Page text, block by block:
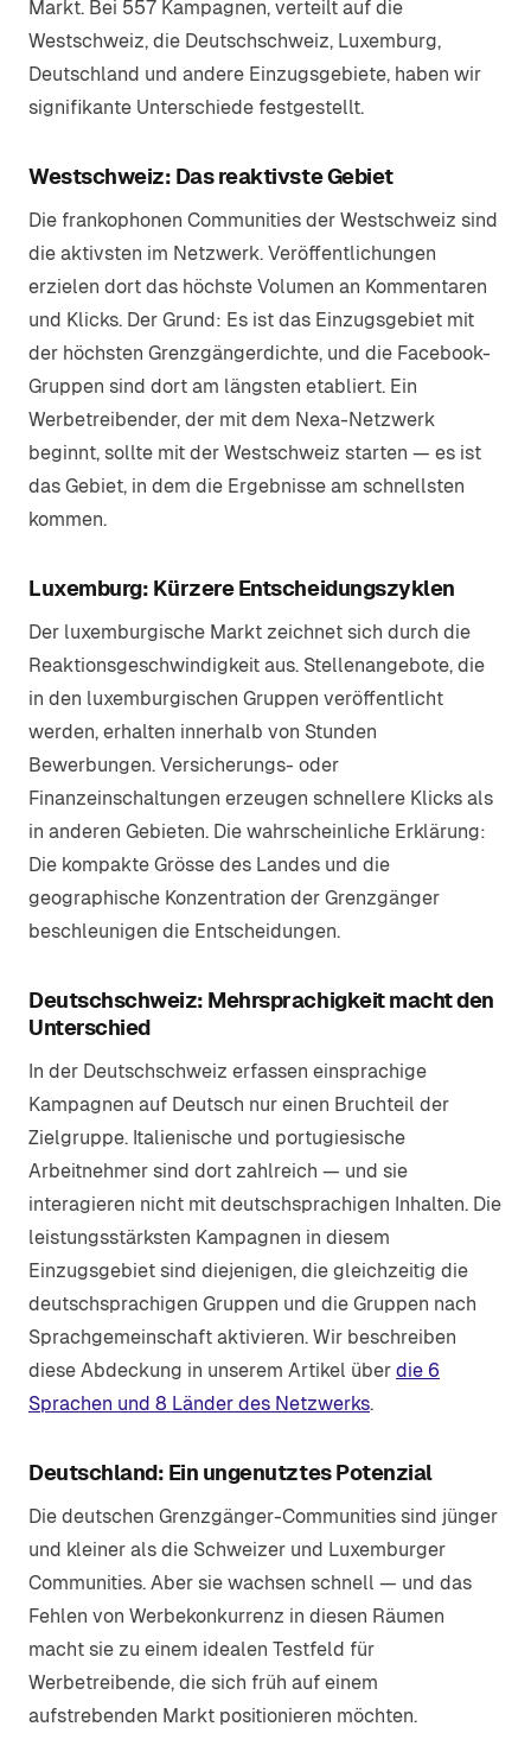
Markt. Bei 557 Kampagnen, verteilt auf die
Westschweiz, die Deutschschweiz, Luxemburg,
Deutschland und andere Einzugsgebiete, haben wir
signifikante Unterschiede festgestellt.
Westschweiz: Das reaktivste Gebiet
Die frankophonen Communities der Westschweiz sind
die aktivsten im Netzwerk. Veröffentlichungen
erzielen dort das höchste Volumen an Kommentaren
und Klicks. Der Grund: Es ist das Einzugsgebiet mit
der höchsten Grenzgängerdichte, und die Facebook-
Gruppen sind dort am längsten etabliert. Ein
Werbetreibender, der mit dem Nexa-Netzwerk
beginnt, sollte mit der Westschweiz starten — es ist
das Gebiet, in dem die Ergebnisse am schnellsten
kommen.
Luxemburg: Kürzere Entscheidungszyklen
Der luxemburgische Markt zeichnet sich durch die
Reaktionsgeschwindigkeit aus. Stellenangebote, die
in den luxemburgischen Gruppen veröffentlicht
werden, erhalten innerhalb von Stunden
Bewerbungen. Versicherungs- oder
Finanzeinschaltungen erzeugen schnellere Klicks als
in anderen Gebieten. Die wahrscheinliche Erklärung:
Die kompakte Grösse des Landes und die
geographische Konzentration der Grenzgänger
beschleunigen die Entscheidungen.
Deutschschweiz: Mehrsprachigkeit macht den
Unterschied
In der Deutschschweiz erfassen einsprachige
Kampagnen auf Deutsch nur einen Bruchteil der
Zielgruppe. Italienische und portugiesische
Arbeitnehmer sind dort zahlreich — und sie
interagieren nicht mit deutschsprachigen Inhalten. Die
leistungsstärksten Kampagnen in diesem
Einzugsgebiet sind diejenigen, die gleichzeitig die
deutschsprachigen Gruppen und die Gruppen nach
Sprachgemeinschaft aktivieren. Wir beschreiben
diese Abdeckung in unserem Artikel über die 6
Sprachen und 8 Länder des Netzwerks.
Deutschland: Ein ungenutztes Potenzial
Die deutschen Grenzgänger-Communities sind jünger
und kleiner als die Schweizer und Luxemburger
Communities. Aber sie wachsen schnell — und das
Fehlen von Werbekonkurrenz in diesen Räumen
macht sie zu einem idealen Testfeld für
Werbetreibende, die sich früh auf einem
aufstrebenden Markt positionieren möchten.